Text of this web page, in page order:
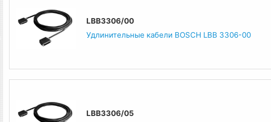
LBB3306/00
Удлинительные кабели BOSCH LBB 3306-00
LBB3306/05